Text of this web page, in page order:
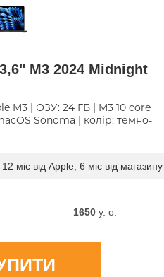
M3 2024 Midnight
M3 | ОЗУ: 24 ГБ | M3 10 core
Sonoma | колір: темно-
12 міс від Apple, 6 міс від магазину
1650y. о.